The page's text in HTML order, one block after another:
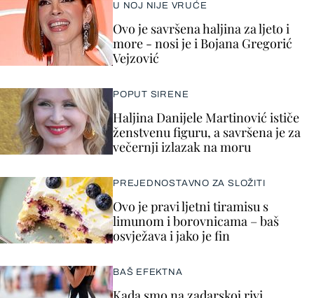
U NOJ NIJE VRUĆE
Ovo je savršena haljina za ljeto i
more - nosi je i Bojana Gregorić
Vejzović
POPUT SIRENE
Haljina Danijele Martinović ističe
ženstvenu figuru, a savršena je za
večernji izlazak na moru
PREJEDNOSTAVNO ZA SLOŽITI
Ovo je pravi ljetni tiramisu s
limunom i borovnicama – baš
osvježava i jako je fin
BAŠ EFEKTNA